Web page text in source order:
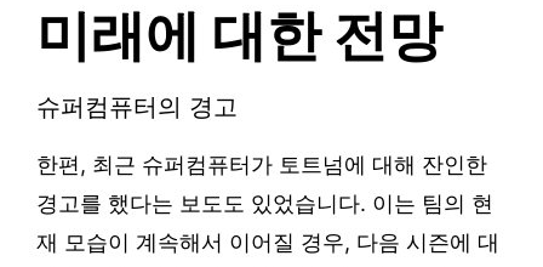
미래에 대한 전망
슈퍼컴퓨터의 경고
한편, 최근 슈퍼컴퓨터가 토트넘에 대해 잔인한
경고를 했다는 보도도 있었습니다. 이는 팀의 현
재 모습이 계속해서 이어질 경우, 다음 시즌에 대